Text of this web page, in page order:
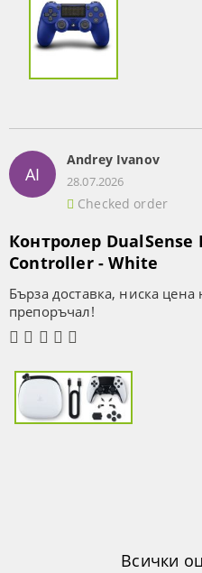
AI
Andrey Ivanov
28.07.2026
Checked order
Контролер DualSense
Controller - White
Бърза доставка, ниска
препоръчал!
Всички